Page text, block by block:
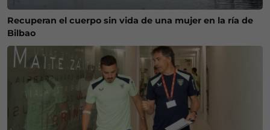
Recuperan el cuerpo sin vida de una mujer en la ría de
Bilbao